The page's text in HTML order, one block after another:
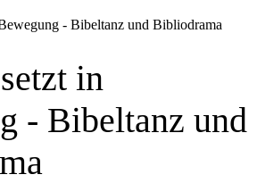
- Bibeltanz und Bibliodrama
in
- Bibeltanz und